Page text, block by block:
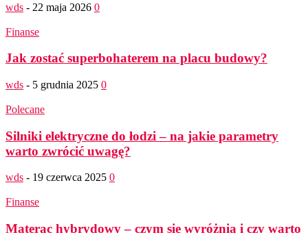
wds - 22 maja 2026 0
Finanse
Jak zostać superbohaterem na placu budowy?
wds - 5 grudnia 2025 0
Polecane
Silniki elektryczne do łodzi – na jakie parametry
warto zwrócić uwagę?
wds - 19 czerwca 2025 0
Finanse
Materac hybrydowy – czym się wyróżnia i czy warto